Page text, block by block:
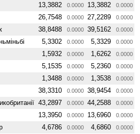
13,3882 0.0000 13,3882 0.0000
26,7548 0.0000 27,2289 0.0000
38,8488 0.0000 39,5162 0.0000
5,3302 0.0000 5,3329 0.0000
1,5932 0.0000 1,6262 0.0000
5,1535 0.0000 5,2360 0.0000
1,3488 0.0000 1,3538 0.0000
38,3310 0.0000 38,9454 0.0000
43,2897 0.0000 44,2588 0.0000
13,3950 0.0000 13,6960 0.0000
4,6786 0.0000 4,6860 0.0000